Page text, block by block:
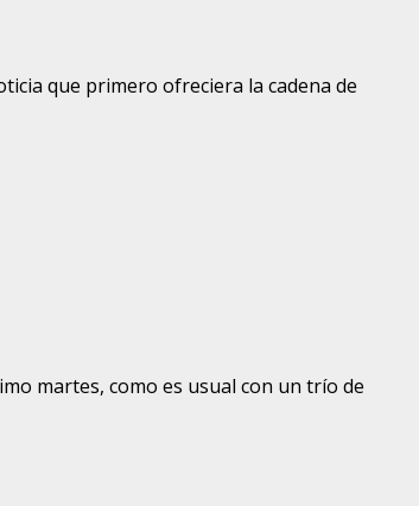
que primero ofreciera la cadena de
martes, como es usual con un trío de